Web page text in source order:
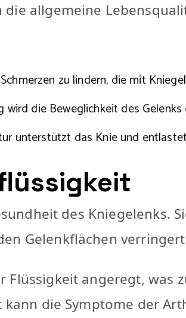
die allgemeine
zu lindern, die mit
wird die Beweglichkeit des
unterstützt das Knie und
des Kniegelenks.
Gelenkflächen
angeregt, was
die Symptome der